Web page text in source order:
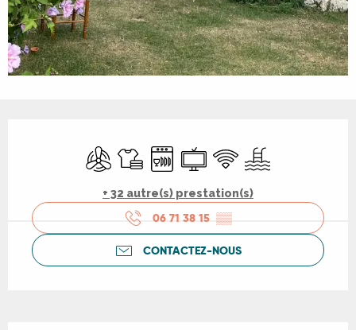
Air conditionné
Draps et linge
Lave vaisselle
Télévision
WiFi Piscine
+ 32 autre(s) prestation(s)
06 71 38 15 ▒▒
CONTACTEZ-NOUS